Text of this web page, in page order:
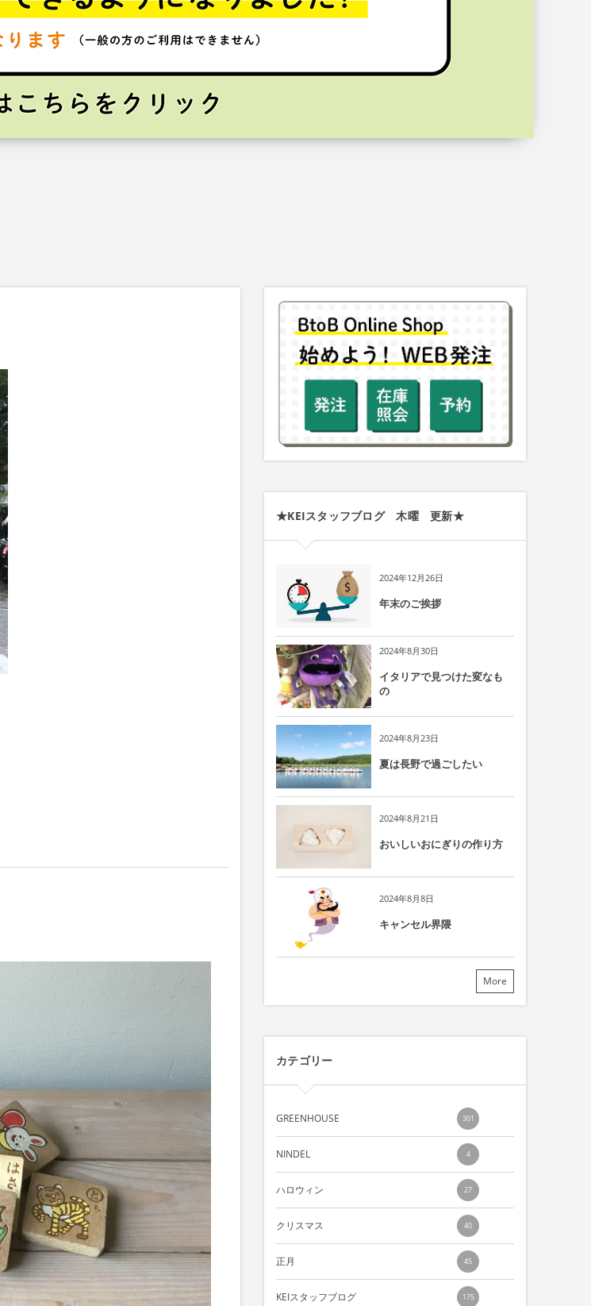
★KEIスタッフブログ 木曜 更新★
2024年12月26日
年末のご挨拶
2024年8月30日
イタリアで見つけた変なも
の
2024年8月23日
夏は長野で過ごしたい
2024年8月21日
おいしいおにぎりの作り方
2024年8月8日
キャンセル界隈
More
カテゴリー
GREENHOUSE 301
NINDEL 4
ハロウィン 27
クリスマス 40
正月 45
KEIスタッフブログ 175